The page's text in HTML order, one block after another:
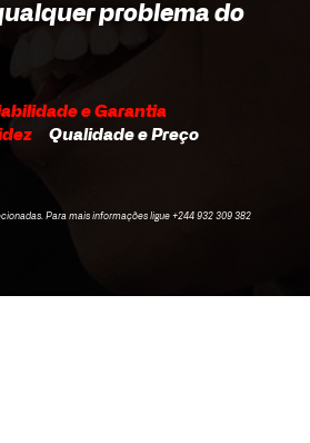
problema do
e Garantia
Qualidade e Preço
Para mais informações ligue +244 932 309 382